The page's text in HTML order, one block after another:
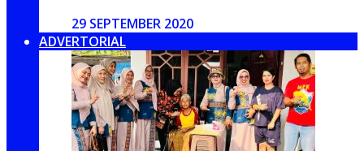
29 SEPTEMBER 2020
ADVERTORIAL